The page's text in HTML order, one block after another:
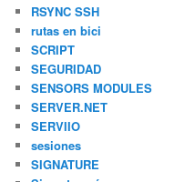
RSYNC SSH
rutas en bici
SCRIPT
SEGURIDAD
SENSORS MODULES
SERVER.NET
SERVIIO
sesiones
SIGNATURE